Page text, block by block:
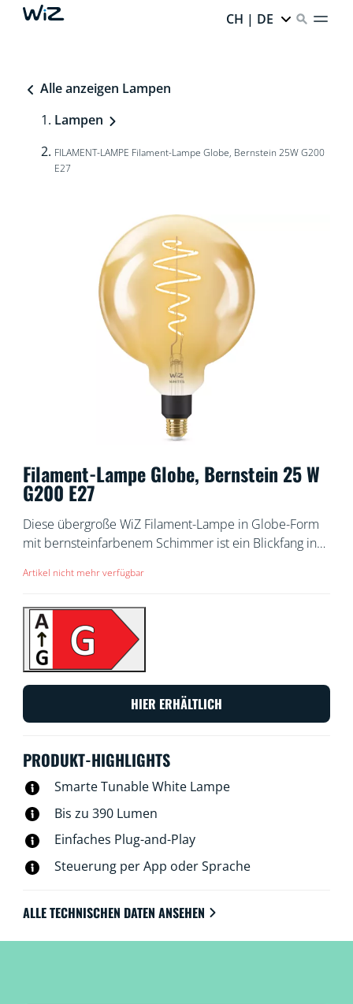
CH | DE
Alle anzeigen Lampen
Lampen
FILAMENT-LAMPE Filament-Lampe Globe, Bernstein 25W G200
E27
Filament-Lampe Globe, Bernstein 25 W
G200 E27
Diese übergroße WiZ Filament-Lampe in Globe-Form
mit bernsteinfarbenem Schimmer ist ein Blickfang in
Licht, das mit der WiZ App oder per Sprachsteuerung
voreingestellten Lichtmodi.
Artikel nicht mehr verfügbar
HIER ERHÄLTLICH
PRODUKT-HIGHLIGHTS
Smarte Tunable White Lampe
Bis zu 390 Lumen
Einfaches Plug-and-Play
Steuerung per App oder Sprache
ALLE TECHNISCHEN DATEN ANSEHEN